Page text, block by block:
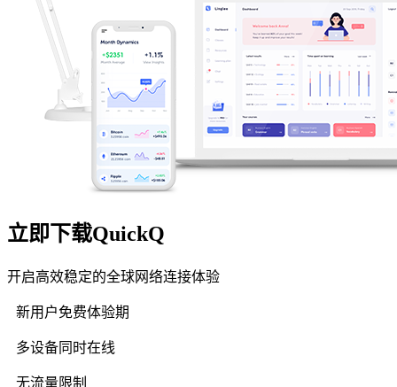
立即下载QuickQ
开启高效稳定的全球网络连接体验
新用户免费体验期
多设备同时在线
无流量限制